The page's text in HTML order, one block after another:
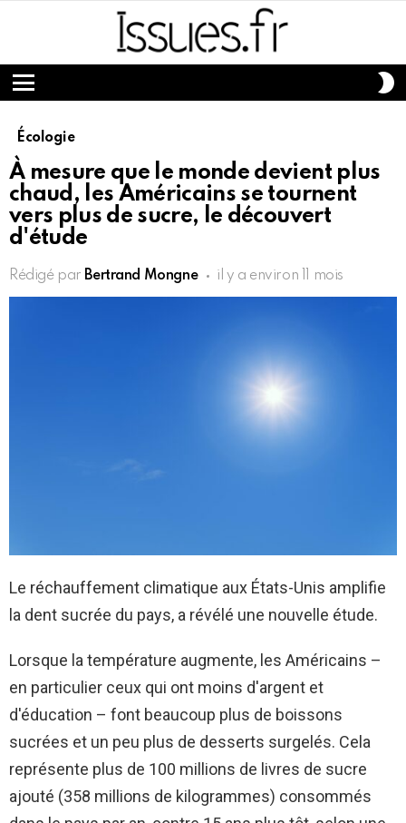
Menu
Écologie
À mesure que le monde devient plus
chaud, les Américains se tournent
vers plus de sucre, le découvert
d'étude
Rédigé par Bertrand Mongne il y a environ 11 mois
Le réchauffement climatique aux États-Unis amplifie
la dent sucrée du pays, a révélé une nouvelle étude.
Lorsque la température augmente, les Américains –
en particulier ceux qui ont moins d'argent et
d'éducation – font beaucoup plus de boissons
sucrées et un peu plus de desserts surgelés. Cela
représente plus de 100 millions de livres de sucre
ajouté (358 millions de kilogrammes) consommés